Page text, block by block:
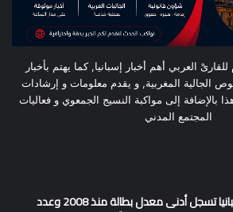
العربي أهم أخبار إسبانيا, كما يهتم بأخبار
الجالية المغربية, و يقدم معلومات و إرشادات
بالإضافة إلى مواكبة النسيج الجمعوي و فعاليات
المجتمع المدني
إسبانيا تسجل أدنى معدل بطالة منذ 2008 وعدد